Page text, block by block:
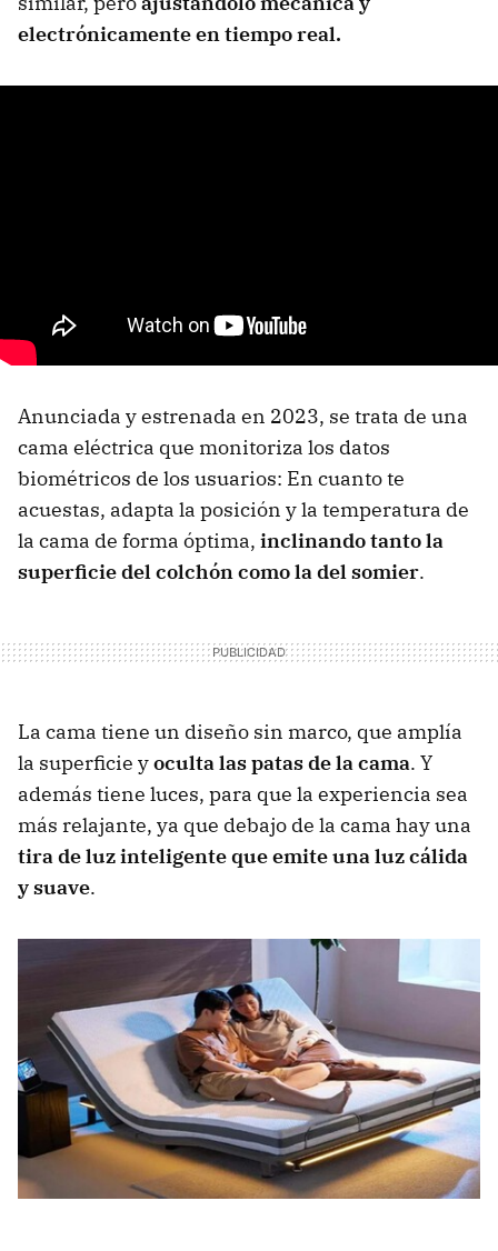
electrónicamente en tiempo real.
Anunciada y estrenada en 2023, se trata de una
cama eléctrica que monitoriza los datos
biométricos de los usuarios: En cuanto te
acuestas, adapta la posición y la temperatura de
la cama de forma óptima, inclinando tanto la
superficie del colchón como la del somier.
La cama tiene un diseño sin marco, que amplía
la superficie yoculta las patas de la cama. Y
además tiene luces, para que la experiencia sea
más relajante, ya que debajo de la cama hay una
tira de luz inteligente que emite una luz cálida
y suave.